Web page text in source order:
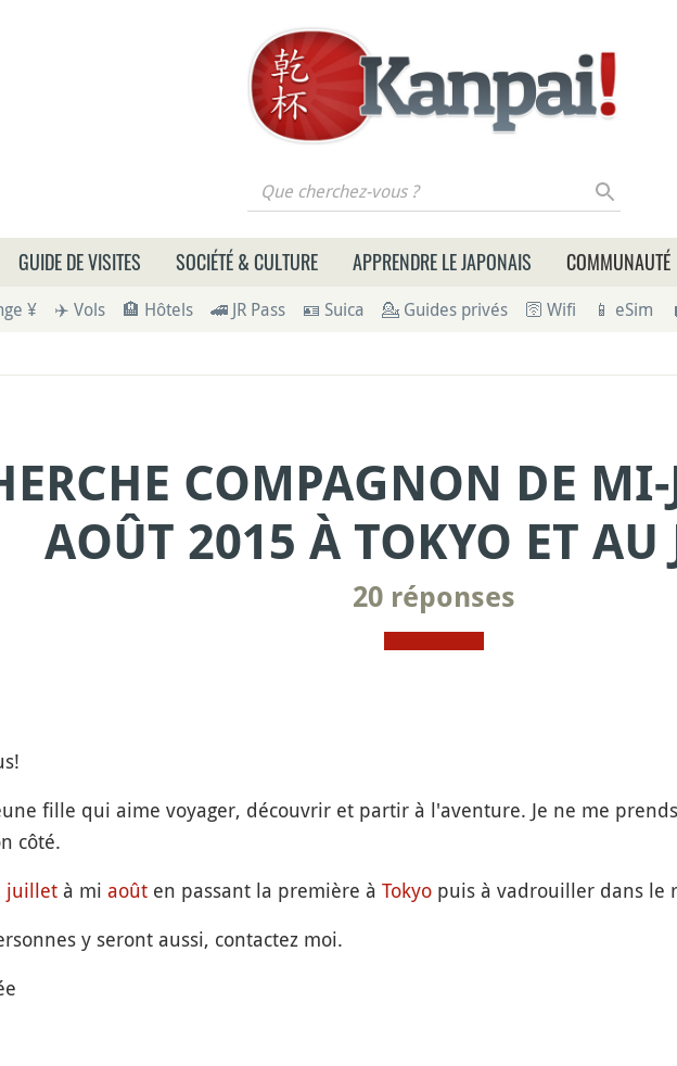
Que cherchez-vous ?
GUIDE DE VISITES SOCIÉTÉ & CULTURE APPRENDRE LE JAPONAIS COMMUNAUTÉ
¥ ✈️ Vols 🏨 Hôtels 🚄 JR Pass 🪪 Suica 💁 Guides privés 🛜 Wifi 📱 eSim
COMPAGNON DE
AOÛT 2015 À TOKYO ET AU
20 réponses
fille qui aime voyager, découvrir et partir à l'aventure. Je ne me
côté.
juilletà mi aoûten passant la première à Tokyopuis à vadrouiller dans le
y seront aussi, contactez moi.